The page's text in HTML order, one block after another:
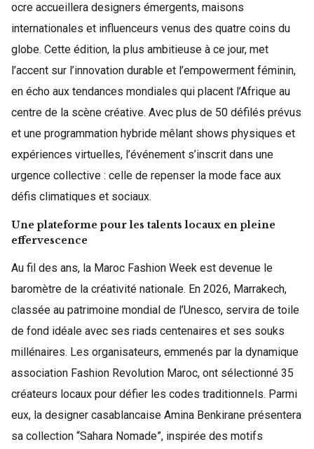
ocre accueillera designers émergents, maisons
internationales et influenceurs venus des quatre coins du
globe. Cette édition, la plus ambitieuse à ce jour, met
l’accent sur l’innovation durable et l’empowerment féminin,
en écho aux tendances mondiales qui placent l’Afrique au
centre de la scène créative. Avec plus de 50 défilés prévus
et une programmation hybride mêlant shows physiques et
expériences virtuelles, l’événement s’inscrit dans une
urgence collective : celle de repenser la mode face aux
défis climatiques et sociaux.
Une plateforme pour les talents locaux en pleine
effervescence
Au fil des ans, la Maroc Fashion Week est devenue le
baromètre de la créativité nationale. En 2026, Marrakech,
classée au patrimoine mondial de l’Unesco, servira de toile
de fond idéale avec ses riads centenaires et ses souks
millénaires. Les organisateurs, emmenés par la dynamique
association Fashion Revolution Maroc, ont sélectionné 35
créateurs locaux pour défier les codes traditionnels. Parmi
eux, la designer casablancaise Amina Benkirane présentera
sa collection “Sahara Nomade”, inspirée des motifs